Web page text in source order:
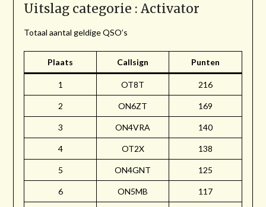
Uitslag categorie : Activator
Totaal aantal geldige QSO’s
Plaats Callsign Punten
1 OT8T 216
2 ON6ZT 169
3 ON4VRA 140
4 OT2X 138
5 ON4GNT 125
6 ON5MB 117